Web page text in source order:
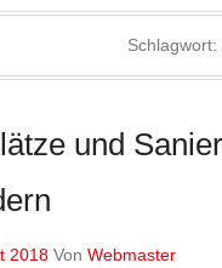
Schlagwort:
und
2018 Von Webmaster